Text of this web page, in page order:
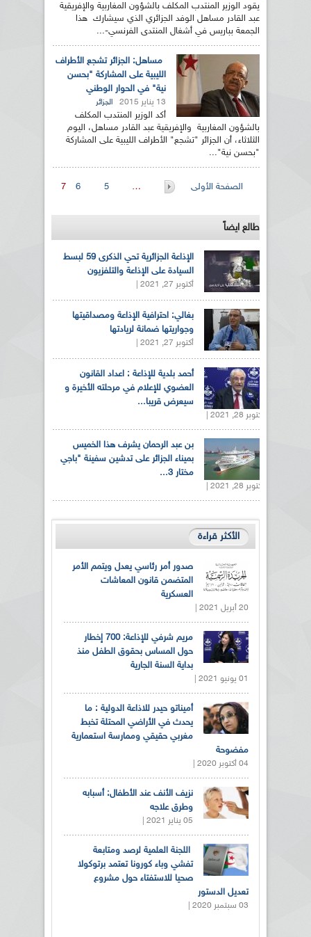
يقود الوزير المنتدب المكلف بالشؤون المغاربية والإفريقية
عبد القادر مساهل الوفد الجزائري الذي سيشارك هذا
الجمعة بباريس في أشغال المنتدى الفرنسي-...
مساهل: الجزائر تشجع الأطراف
الليبية على المشاركة "بحسن
نية" في الحوار الوطني
13 يناير 2015 الجزائر
أكد الوزير المنتدب المكلف
بالشؤون المغاربية والإفريقية عبد القادر مساهل، اليوم
الثلاثاء، أن الجزائر "تشجع" الأطراف الليبية على المشاركة
"بحسن نية"...
الصفحات
الصفحة الأولى …
5
6
7
طالع ايضاً
الإذاعة الجزائرية تحي الذكرى 59 لبسط
السيادة على الإذاعة والتلفزيون
أكتوبر 27, 2021 |
بغالي: احترافية الإذاعة ومصداقيتها
وجواريتها ضمانة لريادتها
أكتوبر 27, 2021 |
أحمد بلدية للإذاعة : اعداد القانون
العضوي للإعلام في مرحلته الأخيرة و
سيعرض قريبا...
أكتوبر 28, 2021 |
بن عبد الرحمان يشرف هذا الخميس
بميناء الجزائر على تدشين سفينة "باجي
مختار 3...
أكتوبر 28, 2021 |
الأكثر قراءة
صدور أمر رئاسي يعدل ويتمم الأمر
المتضمن قانون المعاشات
العسكرية
20 أبريل 2021 |
مريم شرفي للإذاعة: 700 إخطار
حول المساس بحقوق الطفل منذ
بداية السنة الجارية
01 يونيو 2021 |
أميناتو حيدر للاذاعة الدولية : ما
يحدث في الأراضي المحتلة تخبط
مغربي حقيقي وممارسة استعمارية
مفضوحة
04 أكتوبر 2020 |
نزيف الأنف عند الأطفال: أسبابه
وطرق علاجه
05 يناير 2021 |
اللجنة العلمية لرصد ومتابعة
تفشي وباء كورونا تعتمد برتوكولا
صحيا للاستفتاء حول مشروع
تعديل الدستور
03 سبتمبر 2020 |